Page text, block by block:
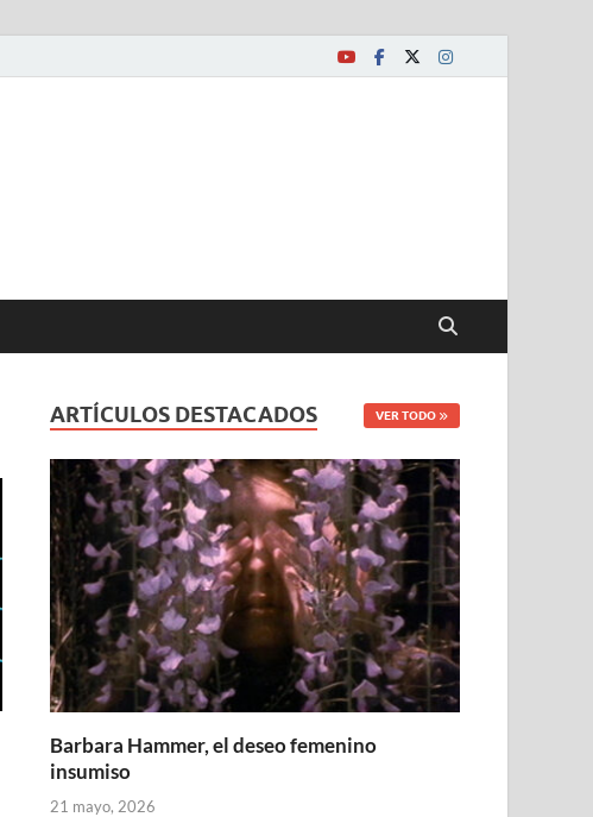
ARTÍCULOS DESTACADOS VER TODO
Barbara Hammer, el deseo femenino
insumiso
21 mayo, 2026